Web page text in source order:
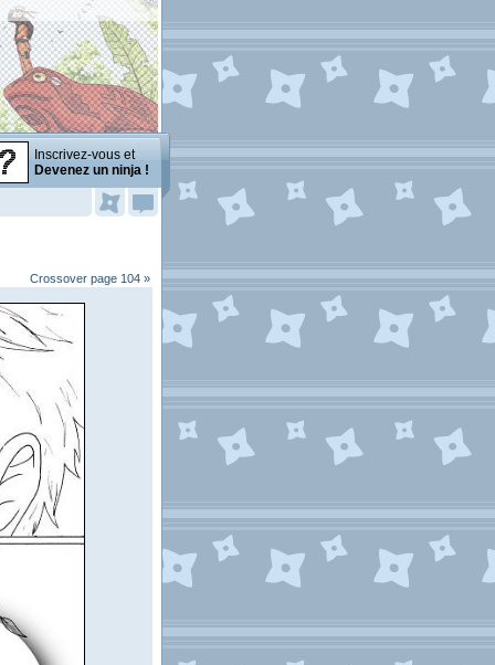
Inscrivez-vous et
Devenez un ninja !
Crossover page 104 »